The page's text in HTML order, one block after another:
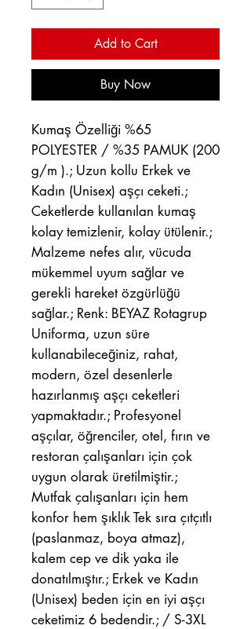
Add to Cart
Buy Now
Kumaş Özelliği %65
POLYESTER / %35 PAMUK (200
g/m ).; Uzun kollu Erkek ve
Kadın (Unisex) aşçı ceketi.;
Ceketlerde kullanılan kumaş
kolay temizlenir, kolay ütülenir.;
Malzeme nefes alır, vücuda
mükemmel uyum sağlar ve
gerekli hareket özgürlüğü
sağlar.; Renk: BEYAZ Rotagrup
Uniforma, uzun süre
kullanabileceğiniz, rahat,
modern, özel desenlerle
hazırlanmış aşçı ceketleri
yapmaktadır.; Profesyonel
aşçılar, öğrenciler, otel, fırın ve
restoran çalışanları için çok
uygun olarak üretilmiştir.;
Mutfak çalışanları için hem
konfor hem şıklık Tek sıra çıtçıtlı
(paslanmaz, boya atmaz),
kalem cep ve dik yaka ile
donatılmıştır.; Erkek ve Kadın
(Unisex) beden için en iyi aşçı
ceketimiz 6 bedendir.; / S-3XL